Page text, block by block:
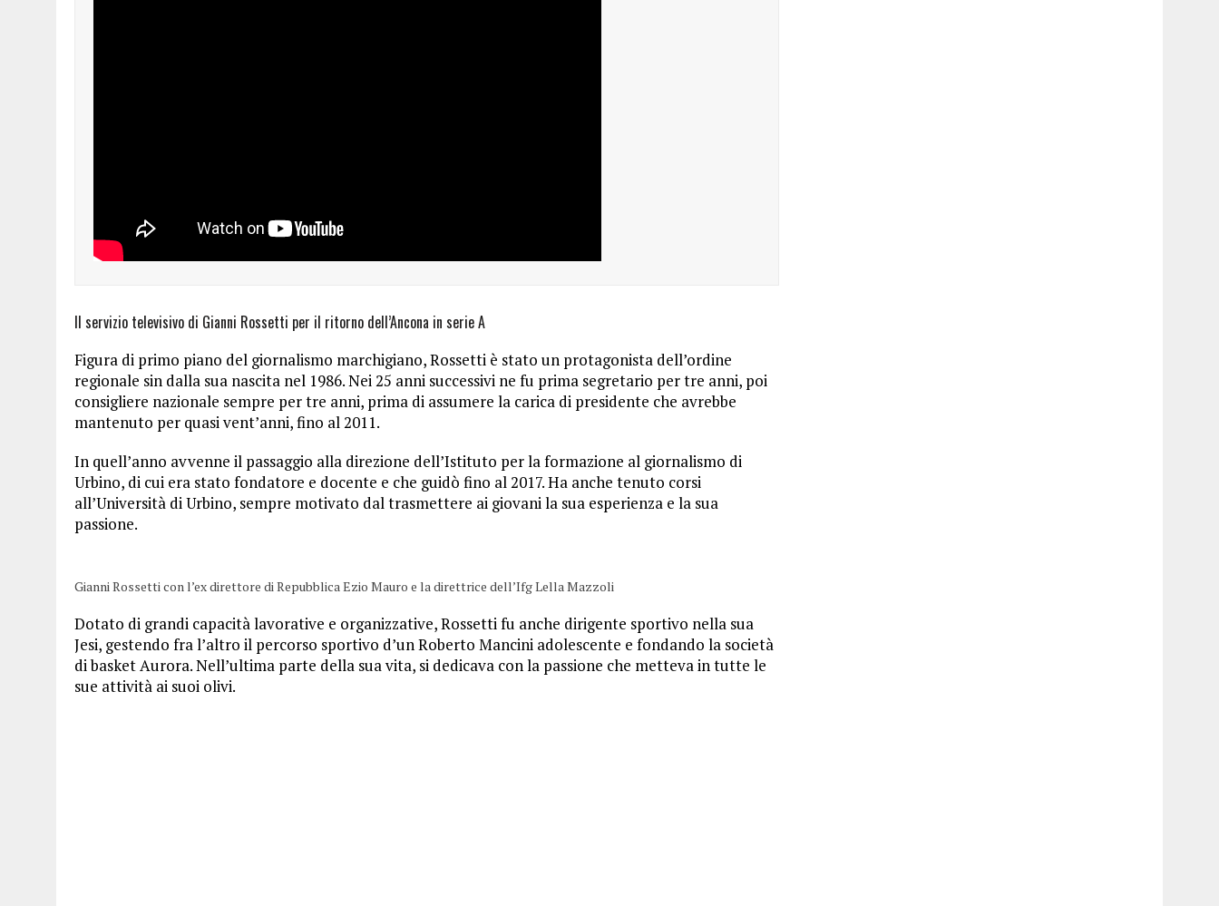
Il servizio televisivo di Gianni Rossetti per il ritorno dell’Ancona in serie A
Figura di primo piano del giornalismo marchigiano, Rossetti è stato un protagonista dell’ordine
regionale sin dalla sua nascita nel 1986. Nei 25 anni successivi ne fu prima segretario per tre anni, poi
consigliere nazionale sempre per tre anni, prima di assumere la carica di presidente che avrebbe
mantenuto per quasi vent’anni, fino al 2011.
In quell’anno avvenne il passaggio alla direzione dell’Istituto per la formazione al giornalismo di
Urbino, di cui era stato fondatore e docente e che guidò fino al 2017. Ha anche tenuto corsi
all’Università di Urbino, sempre motivato dal trasmettere ai giovani la sua esperienza e la sua
passione.
Gianni Rossetti con l’ex direttore di Repubblica Ezio Mauro e la direttrice dell’Ifg Lella Mazzoli
Dotato di grandi capacità lavorative e organizzative, Rossetti fu anche dirigente sportivo nella sua
Jesi, gestendo fra l’altro il percorso sportivo d’un Roberto Mancini adolescente e fondando la società
di basket Aurora. Nell’ultima parte della sua vita, si dedicava con la passione che metteva in tutte le
sue attività ai suoi olivi.